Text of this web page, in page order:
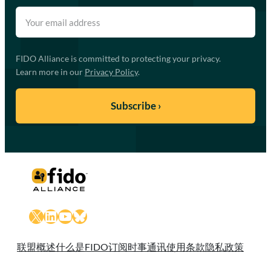
FIDO Alliance is committed to protecting your privacy.
Learn more in our Privacy Policy.
X LinkedIn
YouTube
Bluesky
联盟概述什么是FIDO订阅时事通讯使用条款隐私政策